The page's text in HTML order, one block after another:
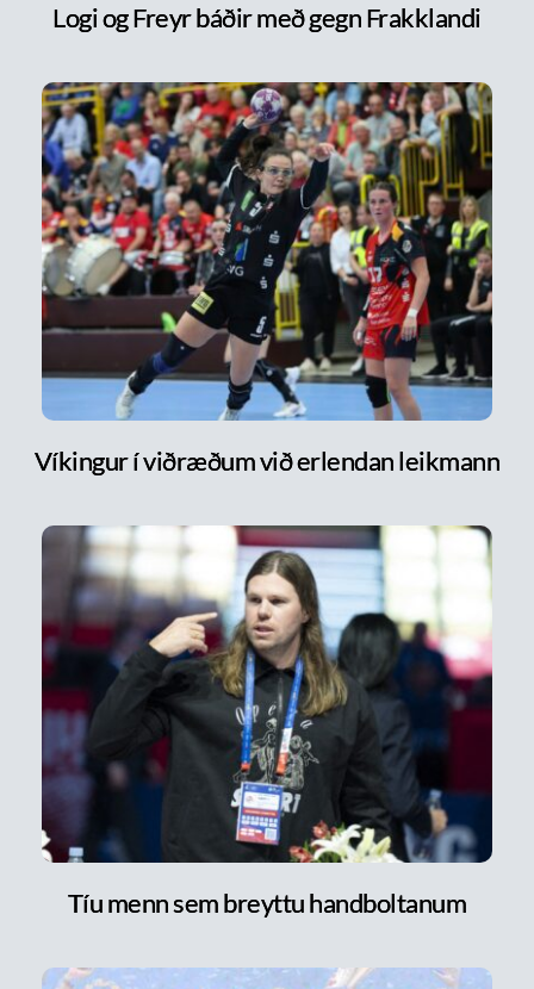
Logi og Freyr báðir með gegn Frakklandi
Víkingur í viðræðum við erlendan leikmann
Tíu menn sem breyttu handboltanum